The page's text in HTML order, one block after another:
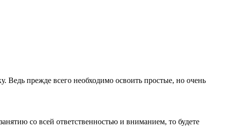
Ведь прежде всего необходимо освоить простые, но очень
со всей ответственностью и вниманием, то будете